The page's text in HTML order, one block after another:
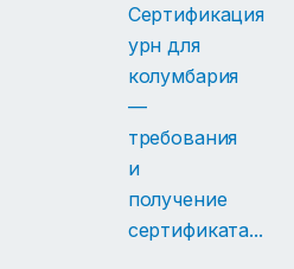
Сертификация
урн для
колумбария
—
требования
и
получение
сертификата...